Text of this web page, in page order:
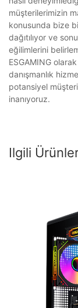
müşterilerimizin
konusunda bize
dağıtılıyor ve
eğilimlerini
ESGAMING
danışmanlık
potansiyel
inanıyoruz.
Ilgili